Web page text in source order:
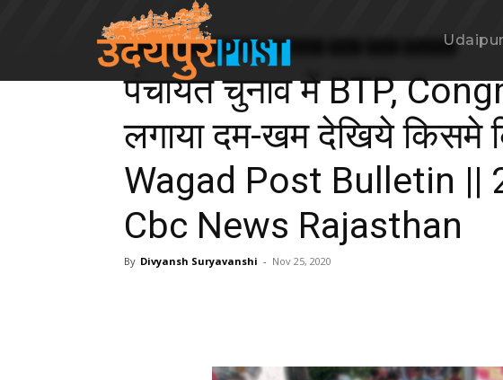
Udaipur Division Banswara Dungarpur Rajasthan
पंचायत चुनाव में BTP,
लगाया दम-खम देखिये किसमे
Wagad Post Bulletin ||
Cbc News Rajasthan
By Divyansh Suryavanshi - Nov 25, 2020